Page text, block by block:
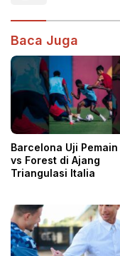
Baca Juga
Barcelona Uji
vs Forest di Ajang
Triangulasi Italia